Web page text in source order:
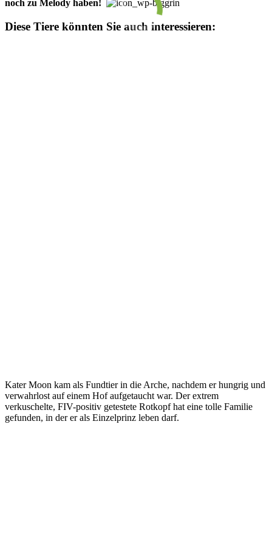
noch zu Melody ha­­ben!
Diese Tiere könnten Sie auch interessieren:
Kater Moon kam als Fundtier in die Arche, nachdem er hungrig und
verwahrlost auf einem Hof aufgetaucht war. Der extrem
verkuschelte, FIV-positiv getestete Rotkopf hat eine tolle Familie
gefunden, in der er als Einzelprinz leben darf.